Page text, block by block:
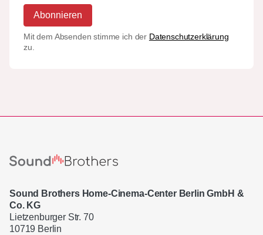
Abonnieren
Mit dem Absenden stimme ich der Datenschutzerklärung
zu.
Sound Brothers Home-Cinema-Center Berlin GmbH &
Co. KG
Lietzenburger Str. 70
10719 Berlin